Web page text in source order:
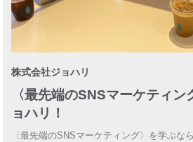
株式会社ジョハリ
〈最先端のSNSマーケティ
ョハリ！
〈最先端のSNSマーケティング〉を学ぶな